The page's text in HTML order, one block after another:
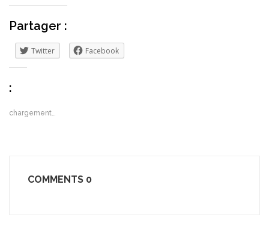
Partager :
Twitter Facebook
:
chargement…
COMMENTS 0